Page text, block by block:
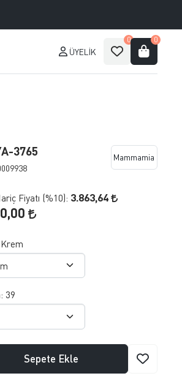
ÜYELIK
0 0
3765 Mammamia
Fiyatı (%10): 3.863,64
Krem
39
Sepete Ekle